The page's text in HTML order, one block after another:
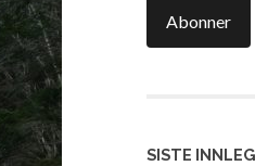
Abonner
SISTE